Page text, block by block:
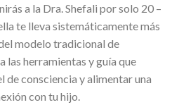
a la Dra. Shefali por solo 20 –
te lleva sistemáticamente más
modelo tradicional de
las herramientas y guía que
de consciencia y alimentar una
con tu hijo.